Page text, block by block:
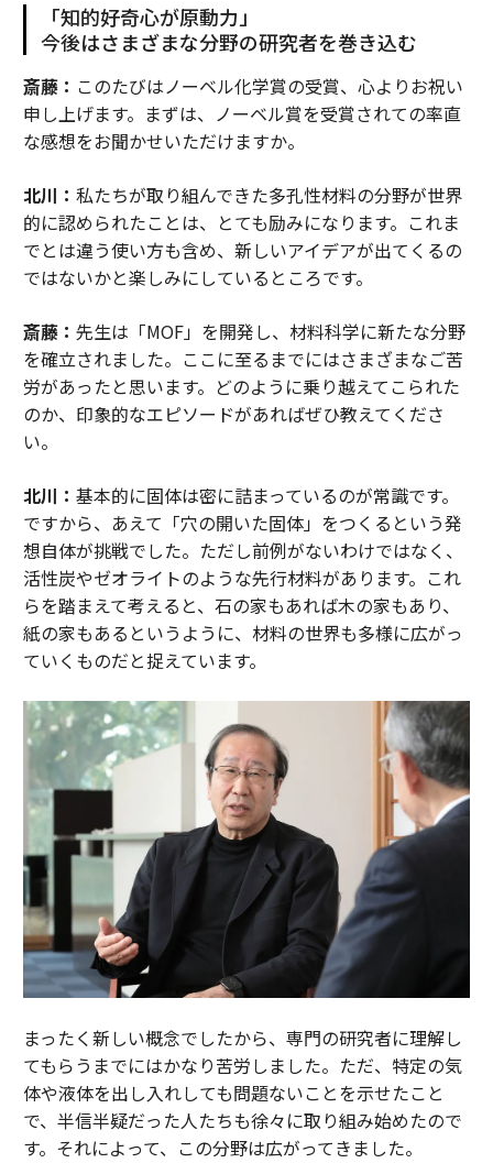
「知的好奇心が原動力」
今後はさまざまな分野の研究者を巻き込む
斎藤： このたびはノーベル化学賞の受賞、心よりお祝い
申し上げます。まずは、ノーベル賞を受賞されての率直
な感想をお聞かせいただけますか。
北川： 私たちが取り組んできた多孔性材料の分野が世界
的に認められたことは、とても励みになります。これま
でとは違う使い方も含め、新しいアイデアが出てくるの
ではないかと楽しみにしているところです。
斎藤： 先生は「MOF」を開発し、材料科学に新たな分野
を確立されました。ここに至るまでにはさまざまなご苦
労があったと思います。どのように乗り越えてこられた
のか、印象的なエピソードがあればぜひ教えてくださ
い。
北川： 基本的に固体は密に詰まっているのが常識です。
ですから、あえて「穴の開いた固体」をつくるという発
想自体が挑戦でした。ただし前例がないわけではなく、
活性炭やゼオライトのような先行材料があります。これ
らを踏まえて考えると、石の家もあれば木の家もあり、
紙の家もあるというように、材料の世界も多様に広がっ
ていくものだと捉えています。
まったく新しい概念でしたから、専門の研究者に理解し
てもらうまでにはかなり苦労しました。ただ、特定の気
体や液体を出し入れしても問題ないことを示せたこと
で、半信半疑だった人たちも徐々に取り組み始めたので
す。それによって、この分野は広がってきました。